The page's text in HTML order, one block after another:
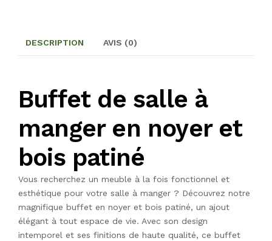
DESCRIPTION AVIS (0)
Buffet de salle à
manger en noyer et
bois patiné
Vous recherchez un meuble à la fois fonctionnel et
esthétique pour votre salle à manger ? Découvrez notre
magnifique buffet en noyer et bois patiné, un ajout
élégant à tout espace de vie. Avec son design
intemporel et ses finitions de haute qualité, ce buffet